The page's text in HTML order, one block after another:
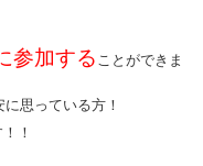
参加する ことができま
思っている方！
！